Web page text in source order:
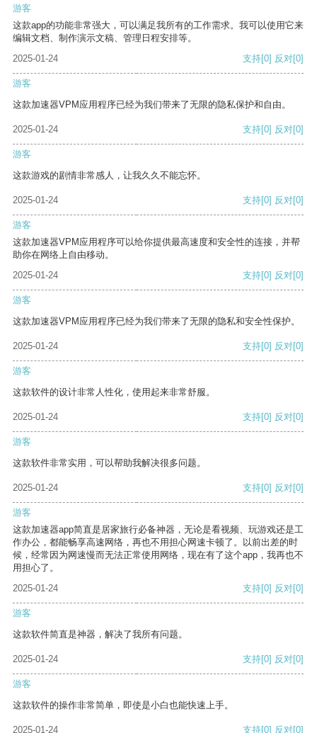
游客
这款app的功能非常强大，可以满足我所有的工作需求。我可以使用它来
编辑文档、制作演示文稿、管理日程安排等。
2025-01-24
支持[0] 反对[0]
游客
这款加速器VPM应用程序已经为我们带来了无限的隐私保护和自由。
2025-01-24 支持[0] 反对[0]
游客
这款游戏的剧情非常感人，让我久久不能忘怀。
2025-01-24 支持[0] 反对[0]
游客
这款加速器VPM应用程序可以给你提供最高速度和安全性的连接，并帮
助你在网络上自由移动。
2025-01-24
支持[0] 反对[0]
游客
这款加速器VPM应用程序已经为我们带来了无限的隐私和安全性保护。
2025-01-24 支持[0] 反对[0]
游客
这款软件的设计非常人性化，使用起来非常舒服。
2025-01-24 支持[0] 反对[0]
游客
这款软件非常实用，可以帮助我解决很多问题。
2025-01-24 支持[0] 反对[0]
游客
这款加速器app简直是居家旅行必备神器，无论是看视频、玩游戏还是工
作办公，都能畅享高速网络，再也不用担心网速卡顿了。以前出差的时
候，经常因为网速慢而无法正常使用网络，现在有了这个app，我再也不
用担心了。
2025-01-24
支持[0] 反对[0]
游客
这款软件简直是神器，解决了我所有问题。
2025-01-24 支持[0] 反对[0]
游客
这款软件的操作非常简单，即使是小白也能快速上手。
2025-01-24 支持[0] 反对[0]